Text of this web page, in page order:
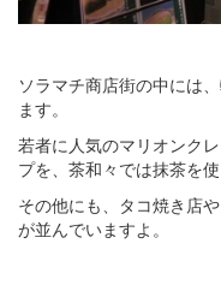
ソラマチ商店街の中には
ます。
若者に人気のマリオンク
プを、茶和々では抹茶を
その他にも、タコ焼き店
が並んでいますよ。